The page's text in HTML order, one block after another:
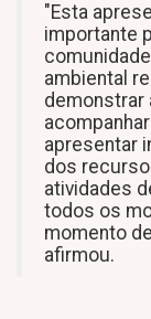
"Esta
importante
ambiental
demonstrar
apresentar
dos
atividades
todos os
momento
afirmou.